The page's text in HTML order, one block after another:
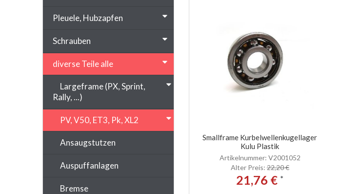
Smallframe Kurbelwellenkugellager
Kulu Plastik
Artikelnummer: V2001052
Alter Preis:22,20 €
21,76 € *
Pleuele, Hubzapfen
Schrauben
diverse Teile alle
Largeframe (PX, Sprint,
Rally, ...)
PV, V50, ET3, Pk, XL2
Ansaugstutzen
Auspuffanlagen
Bremse